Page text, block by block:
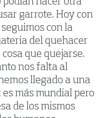
garrote. Hoy con
con la
del quehacer
que quejarse.
nos falta al
llegado a una
más mundial pero
de los mismos